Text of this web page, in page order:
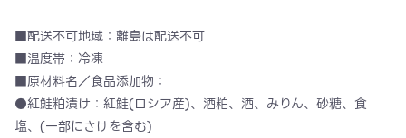
■配送不可地域：離島は配送不可
■温度帯：冷凍
■原材料名／食品添加物：
●紅鮭粕漬け：紅鮭(ロシア産)、酒粕、酒、みりん、砂糖、食
塩、(一部にさけを含む)